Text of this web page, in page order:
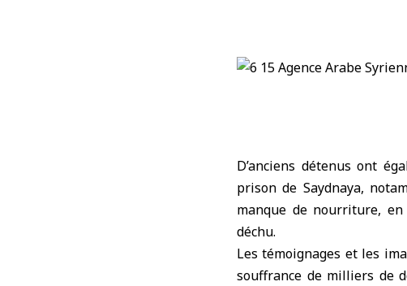
D’anciens détenus ont
prison de Saydnaya,
manque de nourriture,
déchu.
Les témoignages et les
souffrance de milliers de